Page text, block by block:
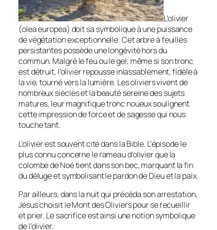
L’olivier
(olea europea) doit sa symbolique à une puissance
de végétation exceptionnelle. Cet arbre à feuilles
persistantes possède une longévité hors du
commun. Malgré le feu ou le gel, même si son tronc
est détruit, l’olivier repousse inlassablement, fidèle à
la vie, tourné vers la lumière. Les oliviers vivent de
nombreux siècles et la beauté sereine des sujets
matures, leur magnifique tronc noueux soulignent
cette impression de force et de sagesse qui nous
touche tant.
L’olivier est souvent cité dans la Bible. L’épisode le
plus connu concerne le rameau d’olivier que la
colombe de Noé tient dans son bec, marquant la fin
du déluge et symbolisant le pardon de Dieu et la paix.
Par ailleurs, dans la nuit qui précéda son arrestation,
Jésus choisit le Mont des Oliviers pour se recueillir
et prier. Le sacrifice est ainsi une notion symbolique
de l’olivier.